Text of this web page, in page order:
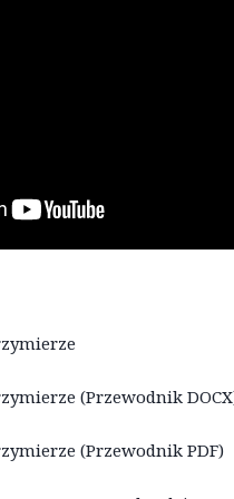
(Przewodnik
(Przewodnik PDF)